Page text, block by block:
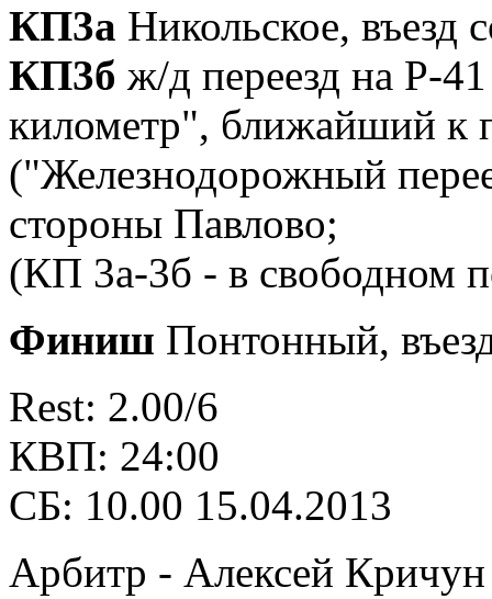
КП3а Никольское, въезд
КП3б ж/д переезд на Р-
километр", ближайший к
("Железнодорожный
стороны Павлово;
(КП 3а-3б - в свободном
Финиш Понтонный,
Rest: 2.00/6
КВП: 24:00
СБ: 10.00 15.04.2013
Арбитр - Алексей